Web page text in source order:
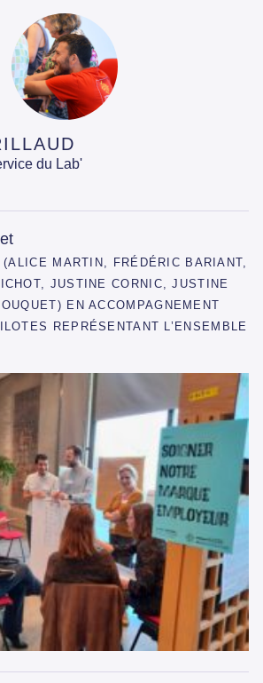
du Lab'
(ALICE MARTIN, FRÉDÉRIC BARIANT,
JUSTINE CORNIC, JUSTINE
EN ACCOMPAGNEMENT
REPRÉSENTANT L’ENSEMBLE